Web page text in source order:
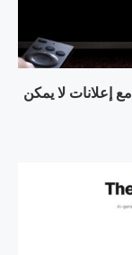
إعلانات لا يمكن